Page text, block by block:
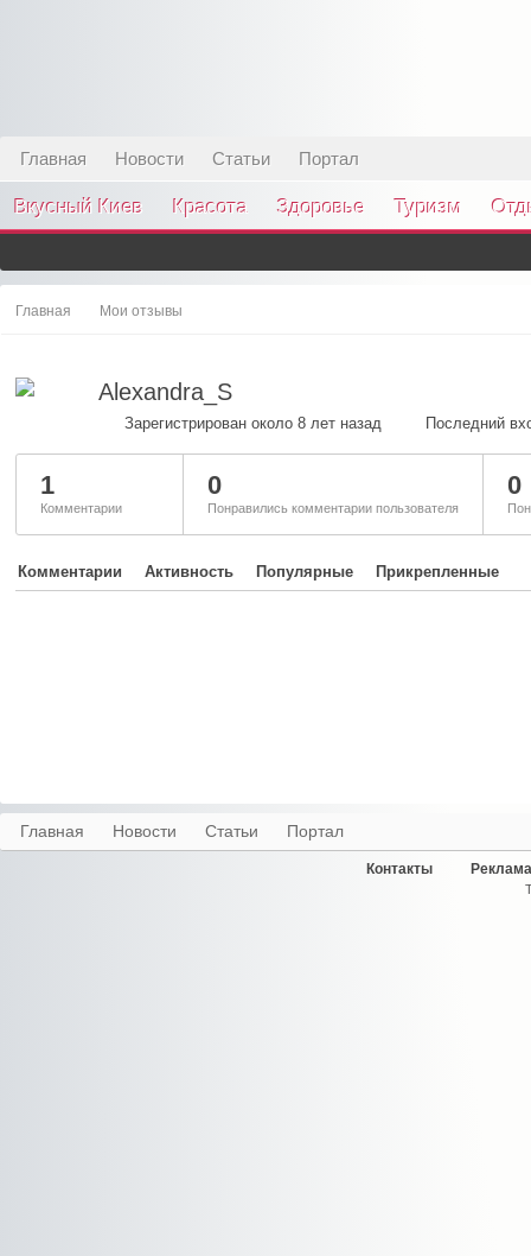
Главная Новости Статьи Портал
Вкусный Киев Красота Здоровье Туризм
Главная Мои отзывы
Alexandra_S
Зарегистрирован около 8 лет назад Последний
1
Комментарии
0
Понравились комментарии пользователя
0
Комментарии Активность Популярные Прикрепленные
Главная Новости Статьи Портал
Контакты